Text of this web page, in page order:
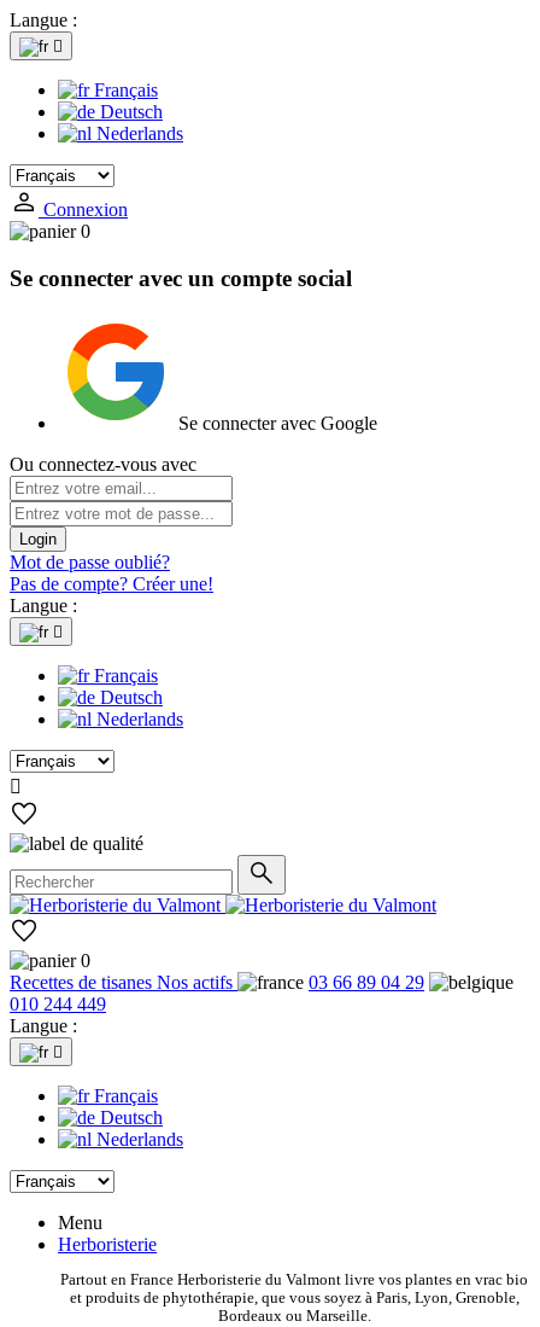
Langue :

Français
Deutsch
Nederlands
Connexion
0
Se connecter avec un compte social
Se connecter avec Google
Ou connectez-vous avec
Login
Mot de passe oublié?
Pas de compte? Créer une!
Langue :

Français
Deutsch
Nederlands

0
Recettes de tisanes Nos actifs
03 66 89 04 29
010 244 449
Langue :

Français
Deutsch
Nederlands
Menu
Herboristerie
Partout en France Herboristerie du Valmont livre vos plantes en vrac bio
et produits de phytothérapie, que vous soyez à Paris, Lyon, Grenoble,
Bordeaux ou Marseille.